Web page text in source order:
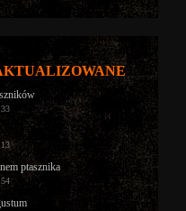
ptasznika